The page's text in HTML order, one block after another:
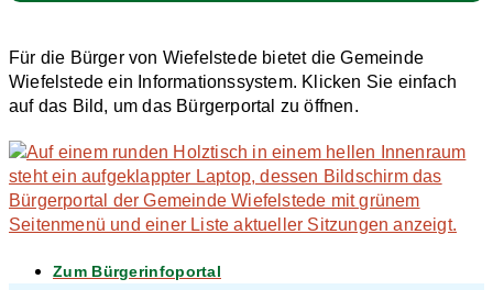
Für die Bürger von Wiefelstede bietet die Gemeinde
Wiefelstede ein Informationssystem. Klicken Sie einfach
auf das Bild, um das Bürgerportal zu öffnen.
Zum Bürgerinfoportal